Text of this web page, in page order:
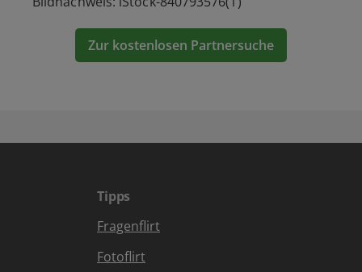
Zur kostenlosen Partnersuche
Tipps
Fragenflirt
Fotoflirt